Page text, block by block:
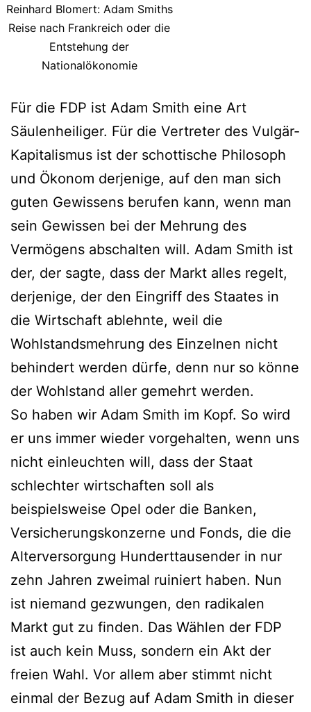
Reinhard Blomert: Adam Smiths
Reise nach Frankreich oder die
Entstehung der
Nationalökonomie
Für die FDP ist Adam Smith eine Art
Säulenheiliger. Für die Vertreter des Vulgär-
Kapitalismus ist der schottische Philosoph
und Ökonom derjenige, auf den man sich
guten Gewissens berufen kann, wenn man
sein Gewissen bei der Mehrung des
Vermögens abschalten will. Adam Smith ist
der, der sagte, dass der Markt alles regelt,
derjenige, der den Eingriff des Staates in
die Wirtschaft ablehnte, weil die
Wohlstandsmehrung des Einzelnen nicht
behindert werden dürfe, denn nur so könne
der Wohlstand aller gemehrt werden.
So haben wir Adam Smith im Kopf. So wird
er uns immer wieder vorgehalten, wenn uns
nicht einleuchten will, dass der Staat
schlechter wirtschaften soll als
beispielsweise Opel oder die Banken,
Versicherungskonzerne und Fonds, die die
Alterversorgung Hunderttausender in nur
zehn Jahren zweimal ruiniert haben. Nun
ist niemand gezwungen, den radikalen
Markt gut zu finden. Das Wählen der FDP
ist auch kein Muss, sondern ein Akt der
freien Wahl. Vor allem aber stimmt nicht
einmal der Bezug auf Adam Smith in dieser